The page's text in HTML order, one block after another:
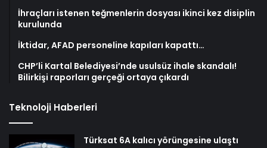
İhraçları istenen teğmenlerin dosyası ikinci kez disiplin
kurulunda
İktidar, AFAD personeline kapıları kapattı…
CHP’li Kartal Belediyesi’nde usulsüz ihale skandalı!
Bilirkişi raporları gerçeği ortaya çıkardı
Teknoloji Haberleri
Türksat 6A kalıcı yörüngesine ulaştı